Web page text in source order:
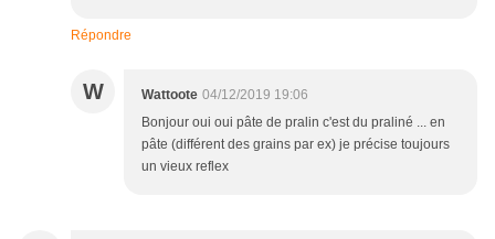
Répondre
W Wattoote 04/12/2019 19:06
Bonjour oui oui pâte de pralin c'est du praliné ... en
pâte (différent des grains par ex) je précise toujours
un vieux reflex